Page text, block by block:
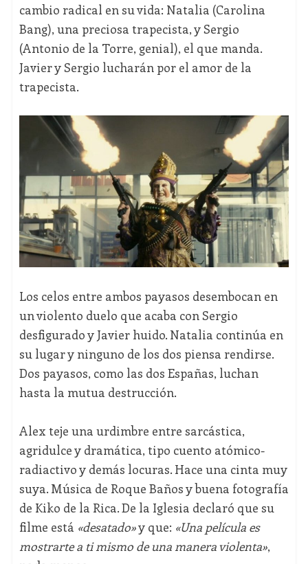
cambio radical en su vida: Natalia (Carolina
Bang), una preciosa trapecista, y Sergio
(Antonio de la Torre, genial), el que manda.
Javier y Sergio lucharán por el amor de la
trapecista.
Los celos entre ambos payasos desembocan en
un violento duelo que acaba con Sergio
desfigurado y Javier huido. Natalia continúa en
su lugar y ninguno de los dos piensa rendirse.
Dos payasos, como las dos Españas, luchan
hasta la mutua destrucción.
Alex teje una urdimbre entre sarcástica,
agridulce y dramática, tipo cuento atómico-
radiactivo y demás locuras. Hace una cinta muy
suya. Música de Roque Baños y buena fotografía
de Kiko de la Rica. De la Iglesia declaró que su
filme está «desatado»y que: «Una película es
mostrarte a ti mismo de una manera violenta»,